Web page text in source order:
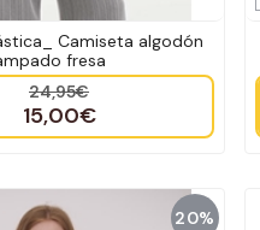
Camiseta algodón
fresa
24,95€
15,00€
20%